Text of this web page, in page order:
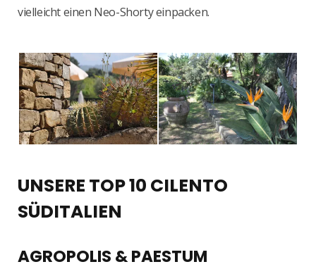
vielleicht einen Neo-Shorty einpacken.
UNSERE TOP 10 CILENTO
SÜDITALIEN
AGROPOLIS & PAESTUM